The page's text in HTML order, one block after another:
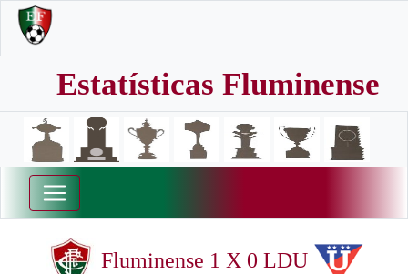
Estatísticas Fluminense
Fluminense 1 X 0 LDU